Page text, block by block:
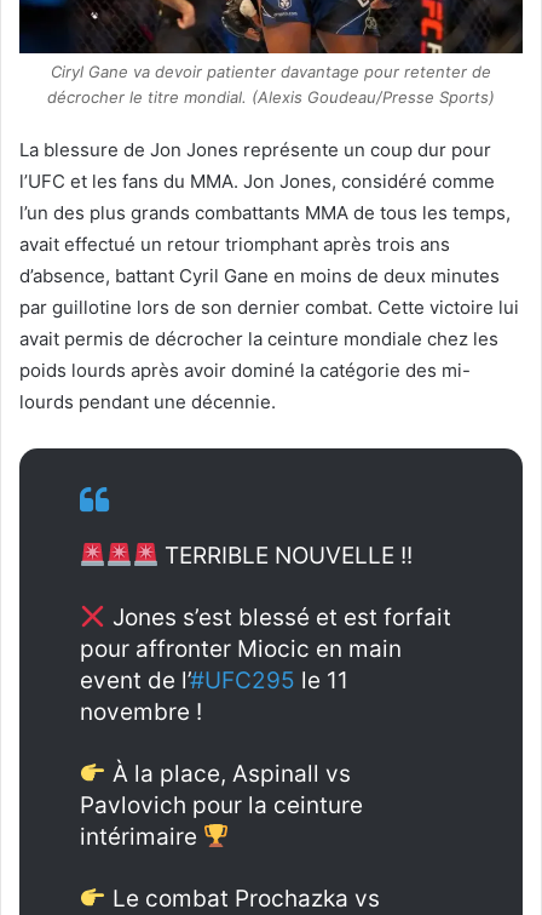
Ciryl Gane va devoir patienter davantage pour retenter de
décrocher le titre mondial. (Alexis Goudeau/Presse Sports)
La blessure de Jon Jones représente un coup dur pour
l’UFC et les fans du MMA. Jon Jones, considéré comme
l’un des plus grands combattants MMA de tous les temps,
avait effectué un retour triomphant après trois ans
d’absence, battant Cyril Gane en moins de deux minutes
par guillotine lors de son dernier combat. Cette victoire lui
avait permis de décrocher la ceinture mondiale chez les
poids lourds après avoir dominé la catégorie des mi-
lourds pendant une décennie.
TERRIBLE NOUVELLE !!
Jones s’est blessé et est forfait
pour affronter Miocic en main
event de l’#UFC295 le 11
novembre !
À la place, Aspinall vs
Pavlovich pour la ceinture
intérimaire
Le combat Prochazka vs